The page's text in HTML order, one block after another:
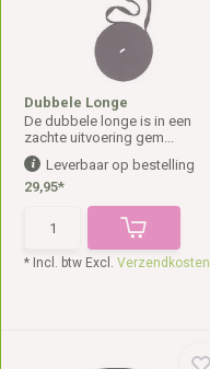
Dubbele Longe
De dubbele longe is in een
zachte uitvoering gem...
Leverbaar op bestelling
29,95*
* Incl. btw Excl.Verzendkosten